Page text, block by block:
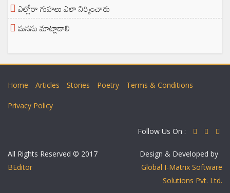
ఎల్లోరా గుహలు ఎలా నిర్మించారు
మనసు మాట్లాడాలి
Home Articles Stories Poetry Terms & Conditions
Privacy Policy
Follow Us On :
All Rights Reserved © 2017
BEditor
Design & Developed by
Global I-Matrix Software
Solutions Pvt. Ltd.